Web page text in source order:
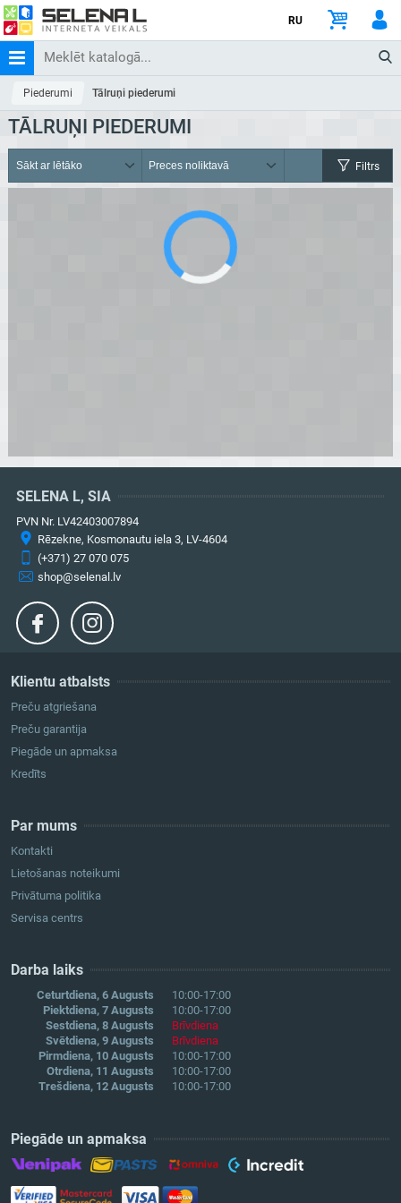
RU
Piederumi Tālruņi piederumi
TĀLRUŅI PIEDERUMI
Filtrs
Klientu atbalsts
Preču atgriešana
Preču garantija
Piegāde un apmaksa
Kredīts
Par mums
Kontakti
Lietošanas noteikumi
Privātuma politika
Servisa centrs
Darba laiks
Ceturtdiena, 6 Augusts
10:00-17:00
Piektdiena, 7 Augusts
10:00-17:00
Sestdiena, 8 Augusts
Brīvdiena
Svētdiena, 9 Augusts
Brīvdiena
Pirmdiena, 10 Augusts
10:00-17:00
Otrdiena, 11 Augusts
10:00-17:00
Trešdiena, 12 Augusts
10:00-17:00
Piegāde un apmaksa
SELENA L, SIA
PVN Nr. LV42403007894
Rēzekne, Kosmonautu iela 3, LV-4604
(+371) 27 070 075
shop@selenal.lv